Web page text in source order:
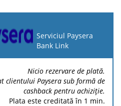
Taxa
minimă
Taxa
maximă
Serviciul Paysera
Bank Link
Nicio rezervare de plată.
clientului Paysera sub formă de
cashback pentru achiziție.
Plata este creditată în 1 min.